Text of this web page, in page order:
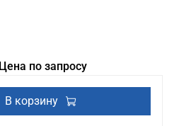
Цена по запросу
В корзину